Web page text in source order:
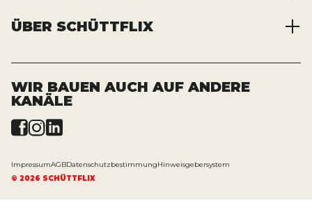
Container mieten
Transporte bestellen
Zusammenarbeit
Registrierung
ÜBER SCHÜTTFLIX
Über das Unternehmen
Offene Stellen
News und Presse
WIR BAUEN AUCH AUF ANDERE
KANÄLE
ImpressumAGBDatenschutzbestimmungHinweisgebersystem
© 2026 SCHÜTTFLIX